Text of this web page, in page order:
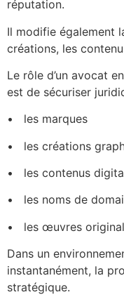
réputation.
Il modifie également
créations, les
Le rôle d’un avocat
est de sécuriser
•⁠ ⁠les marques
•⁠ ⁠les créations
•⁠ ⁠les contenus
•⁠ ⁠ les noms de
•⁠ ⁠les œuvres
Dans un
instantanément, la
stratégique.